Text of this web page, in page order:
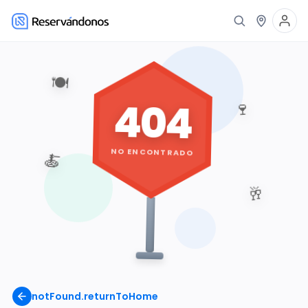
notFound.returnToHome
🍽️
🍷
🥂
🍝
404
NO ENCONTRADO